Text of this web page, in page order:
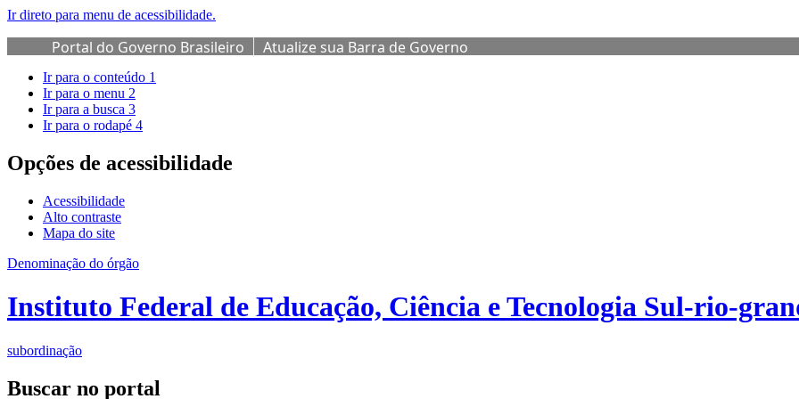
Ir direto para menu de acessibilidade.
Portal do Governo Brasileiro Atualize sua Barra de Governo
Ir para o conteúdo 1
Ir para o menu 2
Ir para a busca 3
Ir para o rodapé 4
Opções de acessibilidade
Acessibilidade
Alto contraste
Mapa do site
Denominação do órgão
Instituto Federal de Educação, Ciência e Tecnologia Sul-rio-
subordinação
Buscar no portal